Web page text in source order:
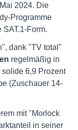
2024. Die
Programme
Form.
dank "TV total"
regelmäßig in
6,9 Prozent
(Zuschauer 14-
mit "Morlock
in seiner